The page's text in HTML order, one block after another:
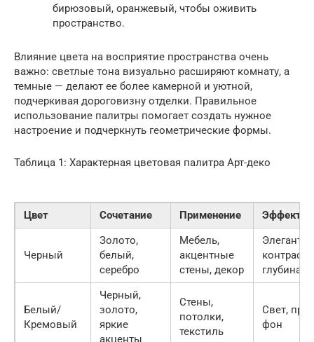
бирюзовый, оранжевый, чтобы оживить
пространство.
Влияние цвета на восприятие пространства очень
важно: светлые тона визуально расширяют комнату, а
темные — делают ее более камерной и уютной,
подчеркивая дороговизну отделки. Правильное
использование палитры помогает создать нужное
настроение и подчеркнуть геометрические формы.
Таблица 1: Характерная цветовая палитра Арт-деко
Цвет Сочетание Применение Эффект
Черный
Золото,
белый,
серебро
Мебель,
акцентные
стены, декор
контраст,
глубина
Белый/
Кремовый
Черный,
золото,
яркие
акценты
Стены,
потолки,
текстиль
Свет,
фон